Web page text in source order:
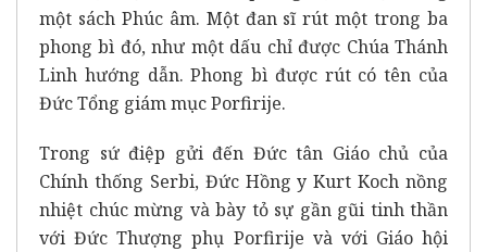
một sách Phúc âm. Một đan sĩ rút một trong ba
phong bì đó, như một dấu chỉ được Chúa Thánh
Linh hướng dẫn. Phong bì được rút có tên của
Đức Tổng giám mục Porfirije.
Trong sứ điệp gửi đến Đức tân Giáo chủ của
Chính thống Serbi, Đức Hồng y Kurt Koch nồng
nhiệt chúc mừng và bày tỏ sự gần gũi tinh thần
với Đức Thượng phụ Porfirije và với Giáo hội